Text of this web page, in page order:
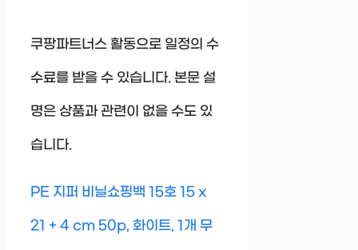
쿠팡파트너스 활동으로 일정의 수
수료를 받을 수 있습니다. 본문 설
명은 상품과 관련이 없을 수도 있
습니다.
PE 지퍼 비닐쇼핑백 15호 15 x
21 + 4 cm 50p, 화이트, 1개 무